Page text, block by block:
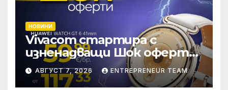
НОВИНИ
Vivacom стартира с
изненадващи Шок оферти
през август онлайн
АВГУСТ 7, 2026 ENTREPRENEUR TEAM